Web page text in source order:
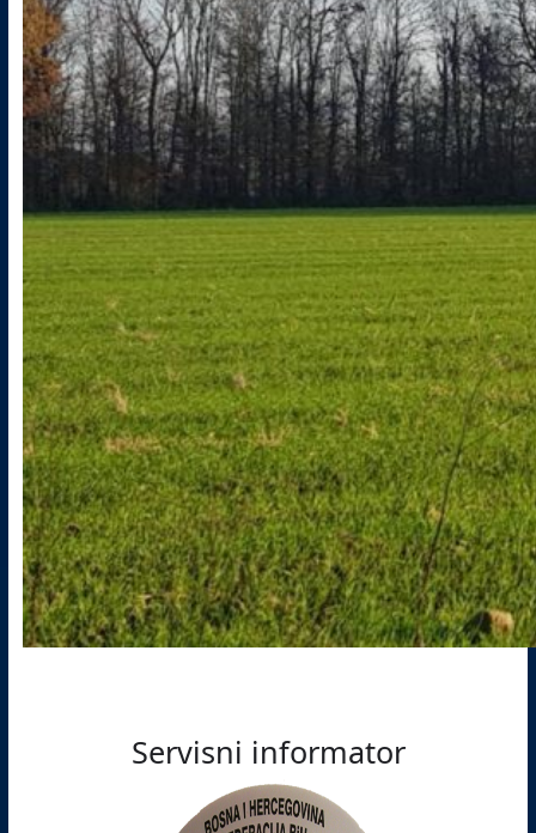
Servisni informator